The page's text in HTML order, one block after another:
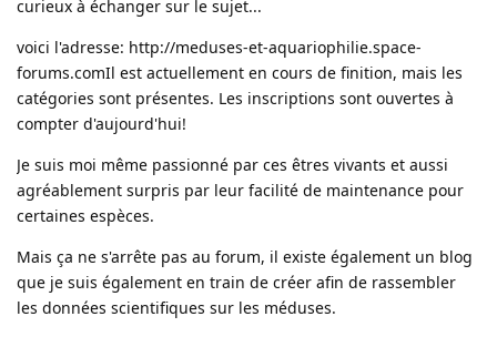
curieux à échanger sur le sujet...
voici l'adresse: http://meduses-et-aquariophilie.space-
forums.comIl est actuellement en cours de finition, mais les
catégories sont présentes. Les inscriptions sont ouvertes à
compter d'aujourd'hui!
Je suis moi même passionné par ces êtres vivants et aussi
agréablement surpris par leur facilité de maintenance pour
certaines espèces.
Mais ça ne s'arrête pas au forum, il existe également un blog
que je suis également en train de créer afin de rassembler
les données scientifiques sur les méduses.